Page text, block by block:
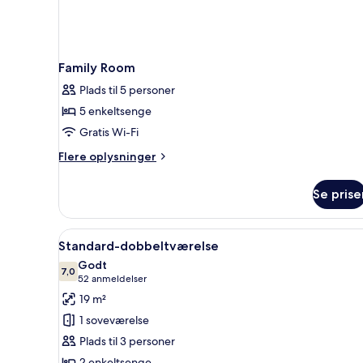
Family Room
Plads til 5 personer
5 enkeltsenge
Gratis Wi-Fi
Flere oplysninger
Flere
Room
Se
Indlæs
alle
billeder
af
Standard-
dobbeltværelse
Et hotelværelse med en stor
6
Standard-dobbeltværelse
7,07,0 ud af 10
Godt
52 anmeldelser
(52
anmeldelser)
19 m²
1 soveværelse
Plads til 3 personer